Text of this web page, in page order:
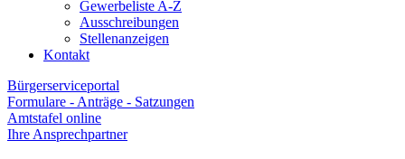
Gewerbeliste A-Z
Ausschreibungen
Stellenanzeigen
Kontakt
Bürgerserviceportal
Formulare - Anträge - Satzungen
Amtstafel online
Ihre Ansprechpartner